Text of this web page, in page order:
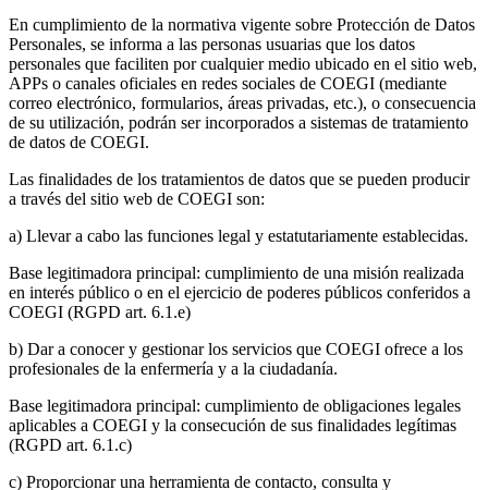
En cumplimiento de la normativa vigente sobre Protección de Datos
Personales, se informa a las personas usuarias que los datos
personales que faciliten por cualquier medio ubicado en el sitio web,
APPs o canales oficiales en redes sociales de COEGI (mediante
correo electrónico, formularios, áreas privadas, etc.), o consecuencia
de su utilización, podrán ser incorporados a sistemas de tratamiento
de datos de COEGI.
Las finalidades de los tratamientos de datos que se pueden producir
a través del sitio web de COEGI son:
a) Llevar a cabo las funciones legal y estatutariamente establecidas.
Base legitimadora principal: cumplimiento de una misión realizada
en interés público o en el ejercicio de poderes públicos conferidos a
COEGI (RGPD art. 6.1.e)
b) Dar a conocer y gestionar los servicios que COEGI ofrece a los
profesionales de la enfermería y a la ciudadanía.
Base legitimadora principal: cumplimiento de obligaciones legales
aplicables a COEGI y la consecución de sus finalidades legítimas
(RGPD art. 6.1.c)
c) Proporcionar una herramienta de contacto, consulta y